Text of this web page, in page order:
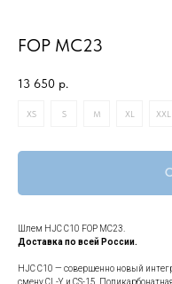
FOP MC23
13 650 р.
XS S M XL XXL
Шлем HJC C10 FOP MC23.
Доставка по всей России.
HJC C10 — совершенно новый
смену CL-Y и CS-15.